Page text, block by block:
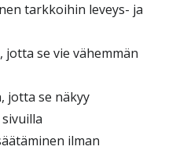
tarkkoihin leveys- ja
jotta se vie vähemmän
jotta se näkyy
ilman